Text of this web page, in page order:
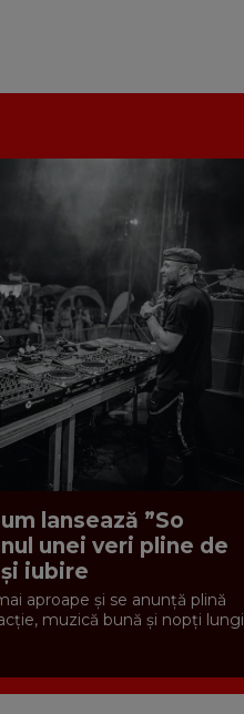
lansează ”So
unei veri pline de
iubire
aproape și se anunță plină
muzică bună și nopți lungi